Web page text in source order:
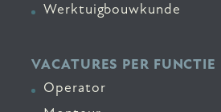
Werktuigbouwkunde
VACATURES PER FUNCTIE
Operator